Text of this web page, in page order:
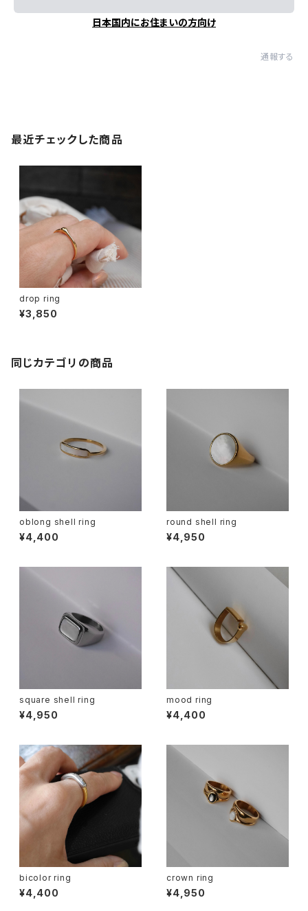
日本国内にお住まいの方向け
通報する
最近チェックした商品
drop ring
¥3,850
同じカテゴリの商品
oblong shell ring
¥4,400
round shell ring
¥4,950
square shell ring
¥4,950
mood ring
¥4,400
bicolor ring
¥4,400
crown ring
¥4,950